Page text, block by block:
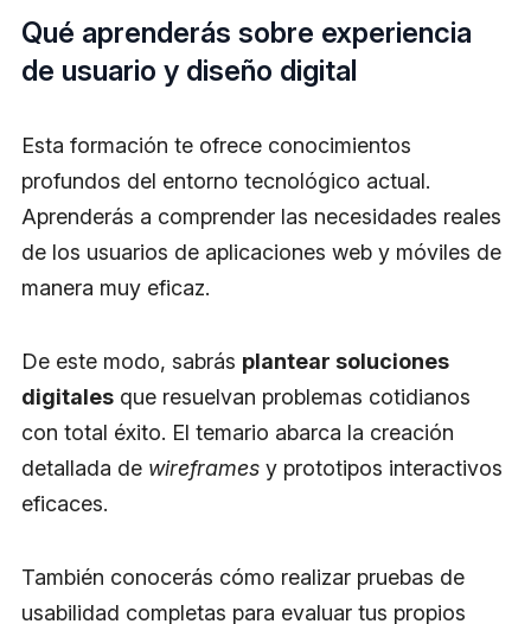
Qué aprenderás sobre experiencia
de usuario y diseño digital
Esta formación te ofrece conocimientos
profundos del entorno tecnológico actual.
Aprenderás a comprender las necesidades reales
de los usuarios de aplicaciones web y móviles de
manera muy eficaz.
De este modo, sabrás plantear soluciones
digitales que resuelvan problemas cotidianos
con total éxito. El temario abarca la creación
detallada de wireframes y prototipos interactivos
eficaces.
También conocerás cómo realizar pruebas de
usabilidad completas para evaluar tus propios